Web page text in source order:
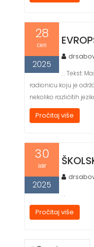
28
сеп
2025
. . Tekst:
radionicu koju je
nekoliko različitih
Pročitaj više
30
авг
2025
. .
Pročitaj više
КРЕТАЊЕ